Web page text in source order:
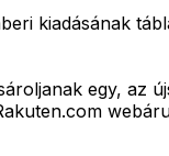
kiadásának
egy, az